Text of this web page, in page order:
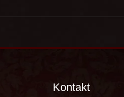
Kontakt